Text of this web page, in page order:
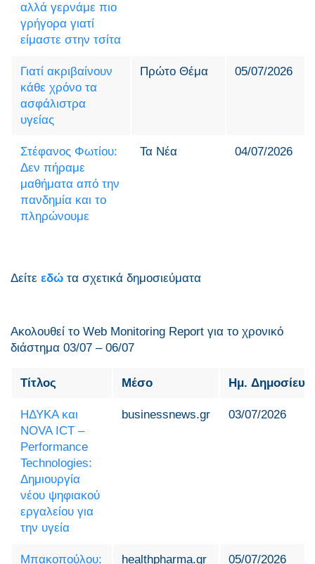
αλλά γερνάμε πιο
γρήγορα γιατί
είμαστε στην τσίτα
Γιατί ακριβαίνουν
κάθε χρόνο τα
ασφάλιστρα
υγείας
Πρώτο Θέμα 05/07/2026
Στέφανος Φωτίου:
Δεν πήραμε
μαθήματα από την
πανδημία και το
πληρώνουμε
Τα Νέα 04/07/2026
Δείτε εδώ τα σχετικά δημοσιεύματα
Ακολουθεί το Web Monitoring Report για τo χρονικό
διάστημα 03/07 – 06/07
Τίτλος Μέσο Ημ.
ΗΔΥΚΑ και
NOVA ICT –
Performance
Technologies:
Δημιουργία
νέου ψηφιακού
εργαλείου για
την υγεία
businessnews.gr 03/07/2026
Μπακοπούλου: healthpharma.gr 05/07/2026